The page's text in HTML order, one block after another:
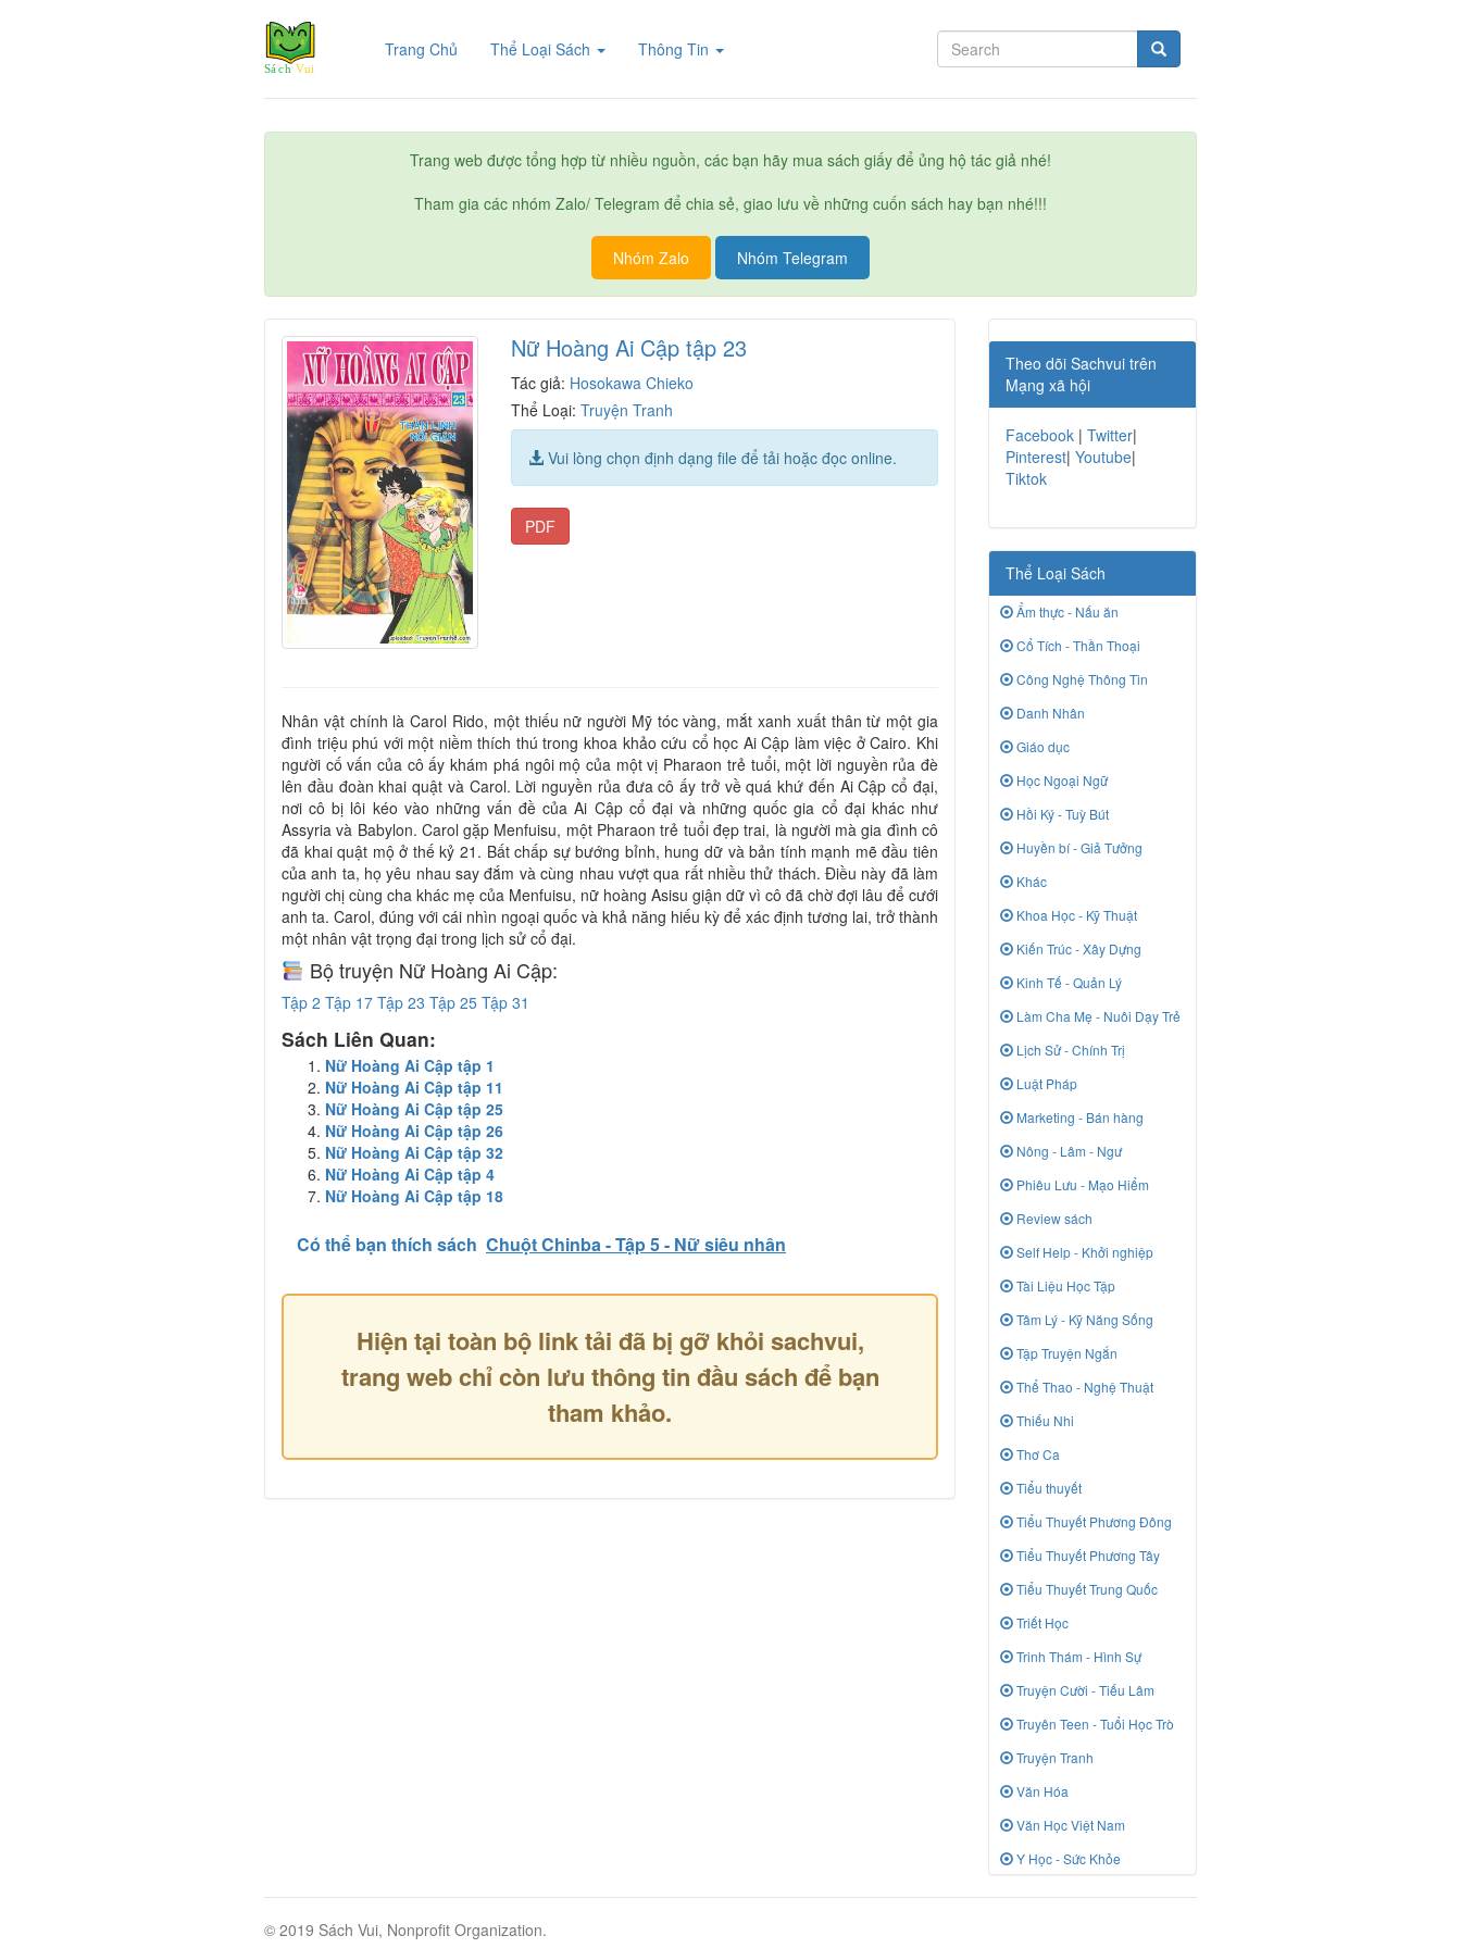
Trang Chủ (current)Thể Loại Sách Thông Tin
Trang web được tổng hợp từ nhiều nguồn, các bạn hãy mua sách giấy để ủng hộ tác giả nhé!
Tham gia các nhóm Zalo/ Telegram để chia sẻ, giao lưu về những cuốn sách hay bạn nhé!!!
Nhóm Zalo Nhóm Telegram
Nữ Hoàng Ai Cập tập 23
Tác giả: Hosokawa Chieko
Thể Loại:Truyện Tranh
Vui lòng chọn định dạng file để tải hoặc đọc online.
PDF
Nhân vật chính là Carol Rido, một thiếu nữ người Mỹ tóc vàng, mắt xanh xuất thân từ một gia
đình triệu phú với một niềm thích thú trong khoa khảo cứu cổ học Ai Cập làm việc ở Cairo. Khi
người cố vấn của cô ấy khám phá ngôi mộ của một vị Pharaon trẻ tuổi, một lời nguyền rủa đè
lên đầu đoàn khai quật và Carol. Lời nguyền rủa đưa cô ấy trở về quá khứ đến Ai Cập cổ đại,
nơi cô bị lôi kéo vào những vấn đề của Ai Cập cổ đại và những quốc gia cổ đại khác như
Assyria và Babylon. Carol gặp Menfuisu, một Pharaon trẻ tuổi đẹp trai, là người mà gia đình cô
đã khai quật mộ ở thế kỷ 21. Bất chấp sự bướng bỉnh, hung dữ và bản tính mạnh mẽ đầu tiên
của anh ta, họ yêu nhau say đắm và cùng nhau vượt qua rất nhiều thử thách. Điều này đã làm
người chị cùng cha khác mẹ của Menfuisu, nữ hoàng Asisu giận dữ vì cô đã chờ đợi lâu để cưới
anh ta. Carol, đúng với cái nhìn ngoại quốc và khả năng hiếu kỳ để xác định tương lai, trở thành
một nhân vật trọng đại trong lịch sử cổ đại.
Bộ truyện Nữ Hoàng Ai Cập:
Tập 2 Tập 17 Tập 23 Tập 25 Tập 31
Sách Liên Quan:
Nữ Hoàng Ai Cập tập 1
Nữ Hoàng Ai Cập tập 11
Nữ Hoàng Ai Cập tập 25
Nữ Hoàng Ai Cập tập 26
Nữ Hoàng Ai Cập tập 32
Nữ Hoàng Ai Cập tập 4
Nữ Hoàng Ai Cập tập 18
Có thể bạn thích sách Chuột Chinba - Tập 5 - Nữ siêu nhân
Hiện tại toàn bộ link tải đã bị gỡ khỏi sachvui,
trang web chỉ còn lưu thông tin đầu sách để bạn
tham khảo.
Theo dõi Sachvui trên
Mạng xã hội
Facebook | Twitter|
Pinterest| Youtube|
Tiktok
Thể Loại Sách
Ẩm thực - Nấu ăn
Cổ Tích - Thần Thoại
Công Nghệ Thông Tin
Danh Nhân
Giáo dục
Học Ngoại Ngữ
Hồi Ký - Tuỳ Bút
Huyền bí - Giả Tưởng
Khác
Khoa Học - Kỹ Thuật
Kiến Trúc - Xây Dựng
Kinh Tế - Quản Lý
Làm Cha Mẹ - Nuôi Dạy Trẻ
Lịch Sử - Chính Trị
Luật Pháp
Marketing - Bán hàng
Nông - Lâm - Ngư
Phiêu Lưu - Mạo Hiểm
Review sách
Self Help - Khởi nghiệp
Tài Liệu Học Tập
Tâm Lý - Kỹ Năng Sống
Tập Truyện Ngắn
Thể Thao - Nghệ Thuật
Thiếu Nhi
Thơ Ca
Tiểu thuyết
Tiểu Thuyết Phương Đông
Tiểu Thuyết Phương Tây
Tiểu Thuyết Trung Quốc
Triết Học
Trinh Thám - Hình Sự
Truyện Cười - Tiếu Lâm
Truyên Teen - Tuổi Học Trò
Truyện Tranh
Văn Hóa
Văn Học Việt Nam
Y Học - Sức Khỏe
© 2019 Sách Vui, Nonprofit Organization.